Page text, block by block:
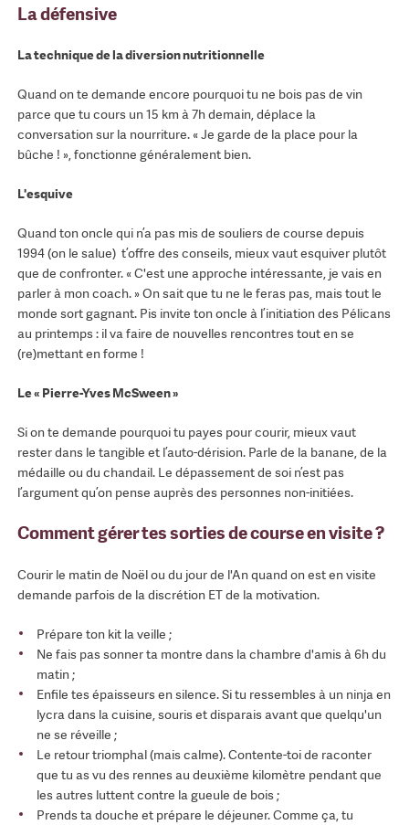
La défensive
La technique de la diversion nutritionnelle
Quand on te demande encore pourquoi tu ne bois pas de vin
parce que tu cours un 15 km à 7h demain, déplace la
conversation sur la nourriture. « Je garde de la place pour la
bûche ! », fonctionne généralement bien.
L'esquive
Quand ton oncle qui n’a pas mis de souliers de course depuis
1994 (on le salue) t’offre des conseils, mieux vaut esquiver plutôt
que de confronter. « C'est une approche intéressante, je vais en
parler à mon coach. » On sait que tu ne le feras pas, mais tout le
monde sort gagnant. Pis invite ton oncle à l’initiation des Pélicans
au printemps : il va faire de nouvelles rencontres tout en se
(re)mettant en forme !
Le « Pierre-Yves McSween »
Si on te demande pourquoi tu payes pour courir, mieux vaut
rester dans le tangible et l’auto-dérision. Parle de la banane, de la
médaille ou du chandail. Le dépassement de soi n’est pas
l’argument qu’on pense auprès des personnes non-initiées.
Comment gérer tes sorties de course en visite ?
Courir le matin de Noël ou du jour de l'An quand on est en visite
demande parfois de la discrétion ET de la motivation.
Prépare ton kit la veille ;
Ne fais pas sonner ta montre dans la chambre d'amis à 6h du
matin ;
Enfile tes épaisseurs en silence. Si tu ressembles à un ninja en
lycra dans la cuisine, souris et disparais avant que quelqu'un
ne se réveille ;
Le retour triomphal (mais calme). Contente-toi de raconter
que tu as vu des rennes au deuxième kilomètre pendant que
les autres luttent contre la gueule de bois ;
Prends ta douche et prépare le déjeuner. Comme ça, tu